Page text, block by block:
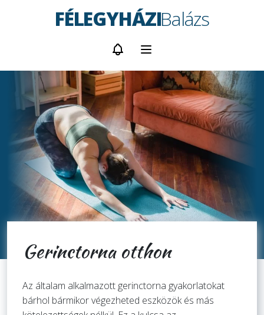
Gerinctorna otthon
Az általam alkalmazott gerinctorna gyakorlatokat
bárhol bármikor végezheted eszközök és más
FÉLEGYHÁZIBalázs